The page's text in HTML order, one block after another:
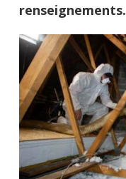
renseignements.